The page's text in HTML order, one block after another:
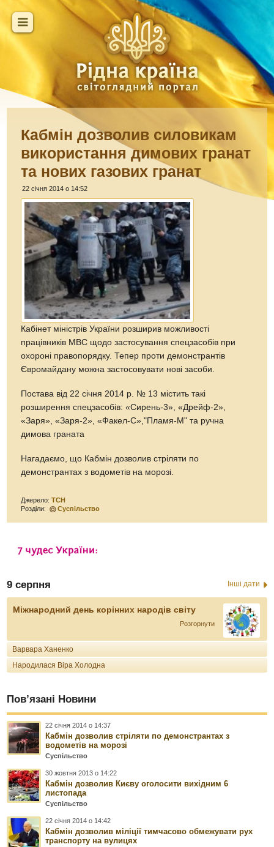
Кабмін дозволив силовикам
використання димових гранат
та нових газових гранат
22 січня 2014 о 14:52
Кабінет міністрів України розширив можливості
працівників МВС щодо застосування спецзасобів при
охороні правопорядку. Тепер проти демонстрантів
Євромайдану можна застосовувати нові засоби.
Постава від 22 січня 2014 р. № 13 містить такі
розширення спецзасобів: «Сирень-3», «Дрейф-2»,
«Заря», «Заря-2», «Факел-С»,"Пламя-М" та ручна
димова граната
Нагадаємо, що Кабмін дозволив стріляти по
демонстрантах з водометів на морозі.
Джерело:ТСН
Розділи:
Суспільство
9 серпня Інші дати
Міжнародний день корінних народів світу
Розгорнути
Варвара Ханенко
Народилася Віра Холодна
Пов’язані Новини
22 січня 2014 о 14:37
Кабмін дозволив стріляти по демонстрантах з
водометів на морозі
Суспільство
30 жовтня 2013 о 14:22
Кабмін дозволив Києву оголосити вихідним 6
листопада
Суспільство
22 січня 2014 о 14:42
Кабмін дозволив міліції тимчасово обмежувати рух
транспорту на вулицях